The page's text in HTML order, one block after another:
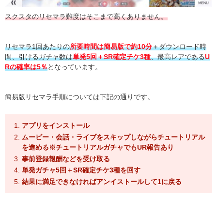
スクスタのリセマラ難度はそこまで高くありません。
リセマラ1回あたりの所要時間は簡易版で約10分＋ダウンロード時
間、引けるガチャ数は単発5回＋SR確定チケ3種、最高レアであるU
Rの確率は5％となっています。
簡易版リセマラ手順については下記の通りです。
アプリをインストール
ムービー・会話・ライブをスキップしながらチュートリアル
を進める※チュートリアルガチャでもUR報告あり
事前登録報酬などを受け取る
単発ガチャ5回＋SR確定チケ3種を回す
結果に満足できなければアンイストールして1に戻る